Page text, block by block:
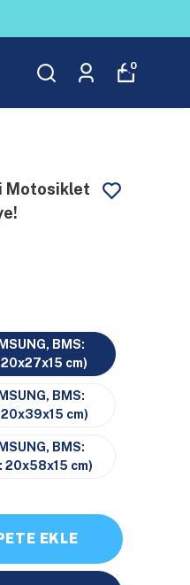
0
Motosiklet
BMS:
cm)
BMS:
cm)
BMS:
20x58x15 cm)
EKLE